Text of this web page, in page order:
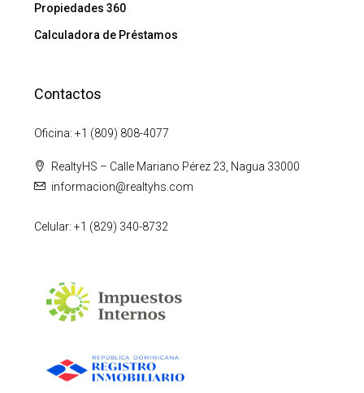
Propiedades 360
Calculadora de Préstamos
Contactos
Oficina: +1 (809) 808-4077
RealtyHS – Calle Mariano Pérez 23, Nagua 33000
informacion@realtyhs.com
Celular: +1 (829) 340-8732